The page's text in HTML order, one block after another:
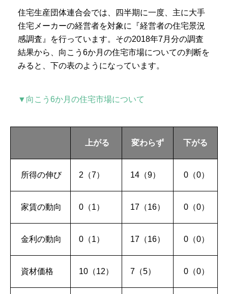
住宅生産団体連合会では、四半期に一度、主に大手
住宅メーカーの経営者を対象に『経営者の住宅景況
感調査』を行っています。その2018年7月分の調査
結果から、向こう6か月の住宅市場についての判断を
みると、下の表のようになっています。
▼向こう6か月の住宅市場について
上がる 変わらず 下がる
所得の伸び 2（7） 14（9） 0（0）
家賃の動向 0（1） 17（16） 0（0）
金利の動向 0（1） 17（16） 0（0）
資材価格 10（12） 7（5） 0（0）